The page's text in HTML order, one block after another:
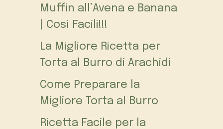
Muffin all’Avena e Banana
| Così Facili!!!
La Migliore Ricetta per
Torta al Burro di Arachidi
Come Preparare la
Migliore Torta al Burro
Ricetta Facile per la